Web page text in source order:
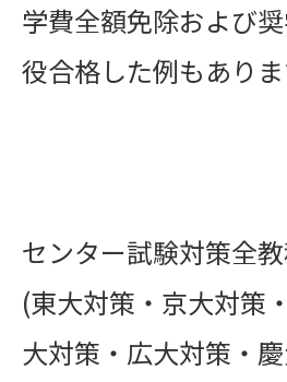
学費全額免除および
役合格した例もありま
センター試験対策全
(東大対策・京大対策
大対策・広大対策・